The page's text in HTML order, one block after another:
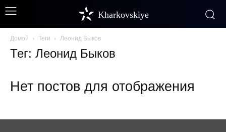
Kharkovskiye
Домой Теги Леонид Быков
Тег: Леонид Быков
Нет постов для отображения